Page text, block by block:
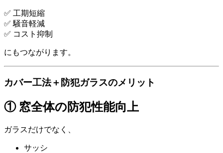
✅ 工期短縮
✅ 騒音軽減
✅ コスト抑制
にもつながります。
カバー工法＋防犯ガラスのメリット
① 窓全体の防犯性能向上
ガラスだけでなく、
サッシ